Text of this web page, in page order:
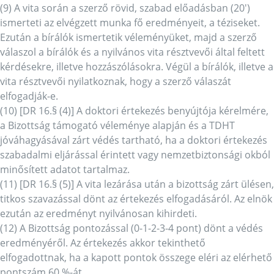
(9) A vita során a szerző rövid, szabad előadásban (20′)
ismerteti az elvégzett munka fő eredményeit, a téziseket.
Ezután a bírálók ismertetik véleményüket, majd a szerző
válaszol a bírálók és a nyilvános vita résztvevői által feltett
kérdésekre, illetve hozzászólásokra. Végül a bírálók, illetve a
vita résztvevői nyilatkoznak, hogy a szerző válaszát
elfogadják-e.
(10) [DR 16.§ (4)] A doktori értekezés benyújtója kérelmére,
a Bizottság támogató véleménye alapján és a TDHT
jóváhagyásával zárt védés tartható, ha a doktori értekezés
szabadalmi eljárással érintett vagy nemzetbiztonsági okból
minősített adatot tartalmaz.
(11) [DR 16.§ (5)] A vita lezárása után a bizottság zárt ülésen,
titkos szavazással dönt az értekezés elfogadásáról. Az elnök
ezután az eredményt nyilvánosan kihirdeti.
(12) A Bizottság pontozással (0-1-2-3-4 pont) dönt a védés
eredményéről. Az értekezés akkor tekinthető
elfogadottnak, ha a kapott pontok összege eléri az elérhető